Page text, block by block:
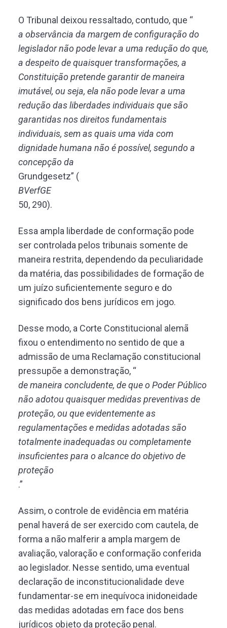
O Tribunal deixou ressaltado, contudo, que “
a observância da margem de configuração do
legislador não pode levar a uma redução do que,
a despeito de quaisquer transformações, a
Constituição pretende garantir de maneira
imutável, ou seja, ela não pode levar a uma
redução das liberdades individuais que são
garantidas nos direitos fundamentais
individuais, sem as quais uma vida com
dignidade humana não é possível, segundo a
concepção da
Grundgesetz” (
BVerfGE
50, 290).
Essa ampla liberdade de conformação pode
ser controlada pelos tribunais somente de
maneira restrita, dependendo da peculiaridade
da matéria, das possibilidades de formação de
um juízo suficientemente seguro e do
significado dos bens jurídicos em jogo.
Desse modo, a Corte Constitucional alemã
fixou o entendimento no sentido de que a
admissão de uma Reclamação constitucional
pressupõe a demonstração, “
de maneira concludente, de que o Poder Público
não adotou quaisquer medidas preventivas de
proteção, ou que evidentemente as
regulamentações e medidas adotadas são
totalmente inadequadas ou completamente
insuficientes para o alcance do objetivo de
proteção
.”
Assim, o controle de evidência em matéria
penal haverá de ser exercido com cautela, de
forma a não malferir a ampla margem de
avaliação, valoração e conformação conferida
ao legislador. Nesse sentido, uma eventual
declaração de inconstitucionalidade deve
fundamentar-se em inequívoca inidoneidade
das medidas adotadas em face dos bens
jurídicos objeto da proteção penal.